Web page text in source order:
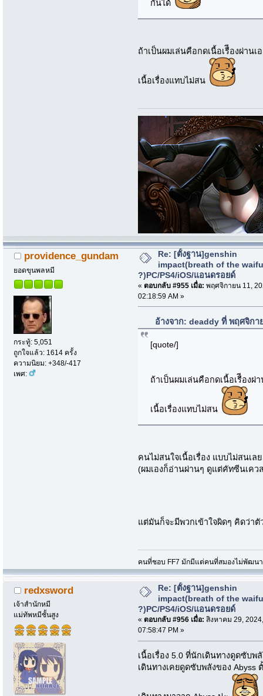
กันได้
ถ้าเป็นผมเล่นคือกดเนื้อเรืีองผ่าน
เนื้อเรื่องแทบไม่สน
providence_gundam
ยอดขุนพลหมี
กระทู้: 5,051
ถูกใจแล้ว: 1614 ครั้ง
ความนิยม: +348/-417
เพศ:
Re: [ตั้งฐาน]genshin
impact(breath of the waifu
?)PC/PS4/iOS/แอนดรอยด์
« ตอบกลับ #955 เมื่อ: พฤศจิกายน 11,
02:18:59 AM »
อ้างจาก: deaddy ที่ พฤศจิกา
[quote/]
ถ้าเป็นผมเล่นคือกดเนื้อเรืีองผ่
เนื้อเรื่องแทบไม่สน
คนไม่สนใจเนื้อเรื่อง แบบไม่สนเ
(ผมเองก็อ่านผ่านๆ ดูแต่คัทซีนเคว
แต่มันก็จะมีพวกเข้าใจผิดๆ คิดว่าตั
คนที่ชอบ FF7 มักมีแต่คนที่สมองไม่พัฒนา
redxsword
เจ้าสำนักหมี
แม่ทัพหมีชั้นสูง
Re: [ตั้งฐาน]genshin
impact(breath of the waifu
?)PC/PS4/iOS/แอนดรอยด์
« ตอบกลับ #956 เมื่อ: สิงหาคม 29,
07:58:47 PM »
เนื้อเรื่อง 5.0 ที่นักเดินทางดูดซับพ
เดินทางเคยดูดซับพลังของ